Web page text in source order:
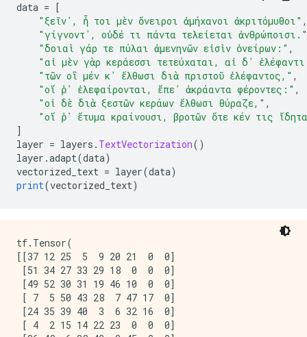
data = [
"ξεῖν᾽, ἦ τοι μὲν ὄνειροι ἀμήχανοι ἀκριτόμυθοι" ,
"γίγνοντ᾽, οὐδέ τι πάντα τελείεται ἀνθρώποισι."
"δοιαὶ γάρ τε πύλαι ἀμενηνῶν εἰσὶν ὀνείρων:" ,
"αἱ μὲν γὰρ κεράεσσι τετεύχαται, αἱ δ᾽
"τῶν οἳ μέν κ᾽ ἔλθωσι διὰ πριστοῦ ἐλέφαντος," ,
"οἵ ῥ᾽ ἐλεφαίρονται, ἔπε᾽ ἀκράαντα φέροντες:" ,
"οἱ δὲ διὰ ξεστῶν κεράων ἔλθωσι θύραζε," ,
"οἵ ῥ᾽ ἔτυμα κραίνουσι, βροτῶν ὅτε κέν τις
]
layer = layers . TextVectorization()
layer .adapt(data)
vectorized_text = layer(data)
print(vectorized_text)
tf.Tensor(
[[37 12 25  5  9 20 21  0  0]
[51 34 27 33 29 18  0  0  0]
[49 52 30 31 19 46 10  0  0]
[ 7  5 50 43 28  7 47 17  0]
[24 35 39 40  3  6 32 16  0]
[ 4  2 15 14 22 23  0  0  0]